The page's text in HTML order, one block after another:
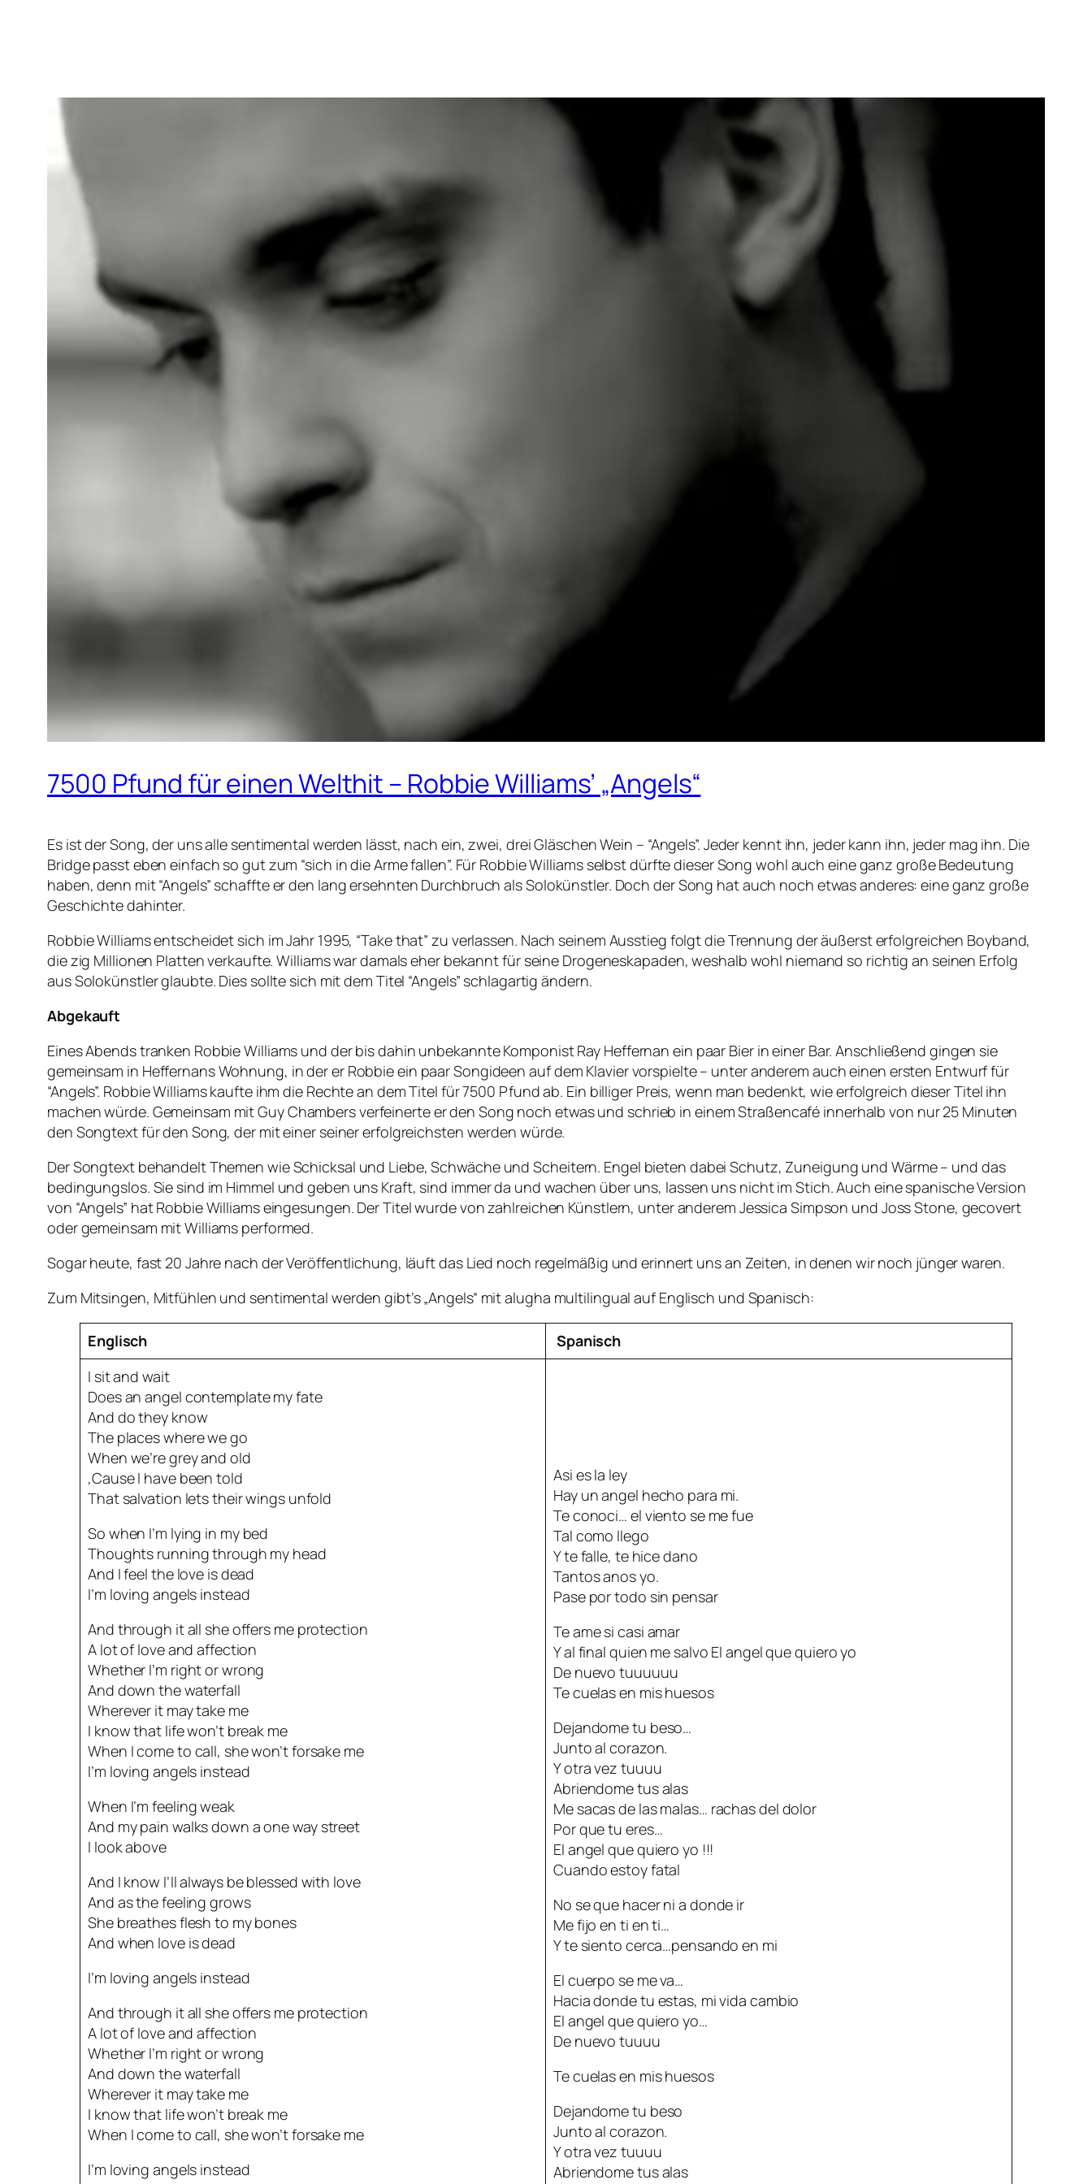
7500 Pfund für einen Welthit – Robbie Williams’ „Angels“
Es ist der Song, der uns alle sentimental werden lässt, nach ein, zwei, drei Gläschen Wein – “Angels”. Jeder kennt ihn, jeder kann ihn, jeder mag ihn. Die
Bridge passt eben einfach so gut zum “sich in die Arme fallen”. Für Robbie Williams selbst dürfte dieser Song wohl auch eine ganz große Bedeutung
haben, denn mit “Angels” schaffte er den lang ersehnten Durchbruch als Solokünstler. Doch der Song hat auch noch etwas anderes: eine ganz große
Geschichte dahinter.
Robbie Williams entscheidet sich im Jahr 1995, “Take that” zu verlassen. Nach seinem Ausstieg folgt die Trennung der äußerst erfolgreichen Boyband,
die zig Millionen Platten verkaufte. Williams war damals eher bekannt für seine Drogeneskapaden, weshalb wohl niemand so richtig an seinen Erfolg
aus Solokünstler glaubte. Dies sollte sich mit dem Titel “Angels” schlagartig ändern.
Abgekauft
Eines Abends tranken Robbie Williams und der bis dahin unbekannte Komponist Ray Heffernan ein paar Bier in einer Bar. Anschließend gingen sie
gemeinsam in Heffernans Wohnung, in der er Robbie ein paar Songideen auf dem Klavier vorspielte – unter anderem auch einen ersten Entwurf für
“Angels”. Robbie Williams kaufte ihm die Rechte an dem Titel für 7500 Pfund ab. Ein billiger Preis, wenn man bedenkt, wie erfolgreich dieser Titel ihn
machen würde. Gemeinsam mit Guy Chambers verfeinerte er den Song noch etwas und schrieb in einem Straßencafé innerhalb von nur 25 Minuten
den Songtext für den Song, der mit einer seiner erfolgreichsten werden würde.
Der Songtext behandelt Themen wie Schicksal und Liebe, Schwäche und Scheitern. Engel bieten dabei Schutz, Zuneigung und Wärme – und das
bedingungslos. Sie sind im Himmel und geben uns Kraft, sind immer da und wachen über uns, lassen uns nicht im Stich. Auch eine spanische Version
von “Angels” hat Robbie Williams eingesungen. Der Titel wurde von zahlreichen Künstlern, unter anderem Jessica Simpson und Joss Stone, gecovert
oder gemeinsam mit Williams performed.
Sogar heute, fast 20 Jahre nach der Veröffentlichung, läuft das Lied noch regelmäßig und erinnert uns an Zeiten, in denen wir noch jünger waren.
Zum Mitsingen, Mitfühlen und sentimental werden gibt’s „Angels“ mit alugha multilingual auf Englisch und Spanisch:
Englisch
Spanisch
I sit and wait
Does an angel contemplate my fate
And do they know
The places where we go
When we’re grey and old
‚Cause I have been told
That salvation lets their wings unfold
So when I’m lying in my bed
Thoughts running through my head
And I feel the love is dead
I’m loving angels instead
And through it all she offers me protection
A lot of love and affection
Whether I’m right or wrong
And down the waterfall
Wherever it may take me
I know that life won’t break me
When I come to call, she won’t forsake me
I’m loving angels instead
When I’m feeling weak
And my pain walks down a one way street
I look above
And I know I’ll always be blessed with love
And as the feeling grows
She breathes flesh to my bones
And when love is dead
I’m loving angels instead
And through it all she offers me protection
A lot of love and affection
Whether I’m right or wrong
And down the waterfall
Wherever it may take me
I know that life won’t break me
When I come to call, she won’t forsake me
I’m loving angels instead
Asi es la ley
Hay un angel hecho para mi.
Te conoci… el viento se me fue
Tal como llego
Y te falle, te hice dano
Tantos anos yo.
Pase por todo sin pensar
Te ame si casi amar
Y al final quien me salvo El angel que quiero yo
De nuevo tuuuuuu
Te cuelas en mis huesos
Dejandome tu beso…
Junto al corazon.
Y otra vez tuuuu
Abriendome tus alas
Me sacas de las malas… rachas del dolor
Por que tu eres…
El angel que quiero yo !!!
Cuando estoy fatal
No se que hacer ni a donde ir
Me fijo en ti en ti…
Y te siento cerca…pensando en mi
El cuerpo se me va…
Hacia donde tu estas, mi vida cambio
El angel que quiero yo…
De nuevo tuuuu
Te cuelas en mis huesos
Dejandome tu beso
Junto al corazon.
Y otra vez tuuuu
Abriendome tus alas